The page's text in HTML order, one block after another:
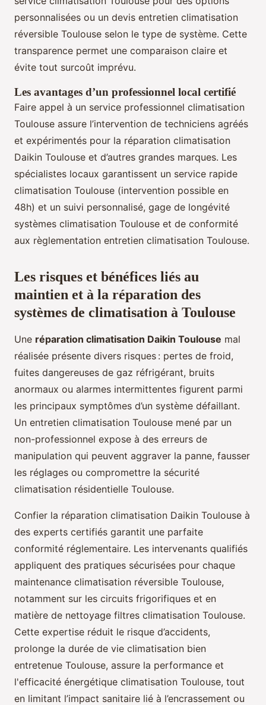
personnalisées ou un devis entretien climatisation
réversible Toulouse selon le type de système. Cette
transparence permet une comparaison claire et
évite tout surcoût imprévu.
Les avantages d’un professionnel local certifié
Faire appel à un service professionnel climatisation
Toulouse assure l’intervention de techniciens agréés
et expérimentés pour la réparation climatisation
Daikin Toulouse et d’autres grandes marques. Les
spécialistes locaux garantissent un service rapide
climatisation Toulouse (intervention possible en
48h) et un suivi personnalisé, gage de longévité
systèmes climatisation Toulouse et de conformité
aux règlementation entretien climatisation Toulouse.
Les risques et bénéfices liés au
maintien et à la réparation des
systèmes de climatisation à Toulouse
Une réparation climatisation Daikin Toulouse mal
réalisée présente divers risques : pertes de froid,
fuites dangereuses de gaz réfrigérant, bruits
anormaux ou alarmes intermittentes figurent parmi
les principaux symptômes d’un système défaillant.
Un entretien climatisation Toulouse mené par un
non-professionnel expose à des erreurs de
manipulation qui peuvent aggraver la panne, fausser
les réglages ou compromettre la sécurité
climatisation résidentielle Toulouse.
Confier la réparation climatisation Daikin Toulouse à
des experts certifiés garantit une parfaite
conformité réglementaire. Les intervenants qualifiés
appliquent des pratiques sécurisées pour chaque
maintenance climatisation réversible Toulouse,
notamment sur les circuits frigorifiques et en
matière de nettoyage filtres climatisation Toulouse.
Cette expertise réduit le risque d’accidents,
prolonge la durée de vie climatisation bien
entretenue Toulouse, assure la performance et
l'efficacité énergétique climatisation Toulouse, tout
en limitant l’impact sanitaire lié à l’encrassement ou